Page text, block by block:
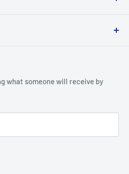
in the theme settings.
what someone will receive by